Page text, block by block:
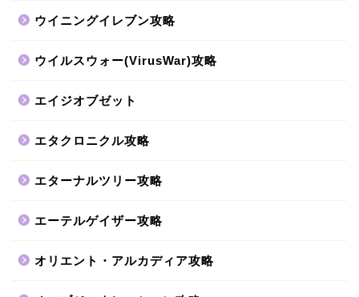
ウイニングイレブン攻略
ウイルスウォー(VirusWar)攻略
エイジオブゼット
エタクロニクル攻略
エターナルツリー攻略
エーテルゲイザー攻略
オリエント・アルカディア攻略